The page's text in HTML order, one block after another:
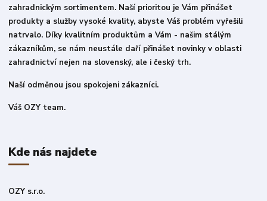
zahradnickým sortimentem. Naší prioritou je Vám přinášet
produkty a služby vysoké kvality, abyste Váš problém vyřešili
natrvalo. Díky kvalitním produktům a Vám - našim stálým
zákazníkům, se nám neustále daří přinášet novinky v oblasti
zahradnictví nejen na slovenský, ale i český trh.
Naší odměnou jsou spokojeni zákazníci.
Váš OZY team.
Kde nás najdete
OZY s.r.o.